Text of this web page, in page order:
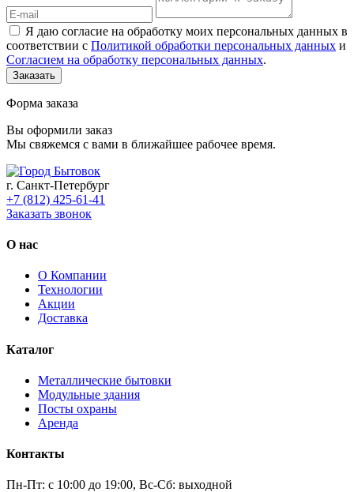
Я даю согласие на обработку моих персональных данных в
соответствии с Политикой обработки персональных данных и
Согласием на обработку персональных данных.
Заказать
Форма заказа
Вы оформили заказ
Мы свяжемся с вами в ближайшее рабочее время.
г. Санкт-Петербург
+7 (812) 425-61-41
Заказать звонок
О нас
О Компании
Технологии
Акции
Доставка
Каталог
Металлические бытовки
Модульные здания
Посты охраны
Аренда
Контакты
Пн-Пт: с 10:00 до 19:00, Вс-Сб: выходной